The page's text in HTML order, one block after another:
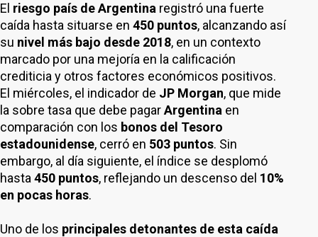
El riesgo país de Argentina registró una fuerte
caída hasta situarse en 450 puntos, alcanzando así
su nivel más bajo desde 2018, en un contexto
marcado por una mejoría en la calificación
crediticia y otros factores económicos positivos.
El miércoles, el indicador de JP Morgan, que mide
la sobre tasa que debe pagarArgentina en
comparación con los bonos del Tesoro
estadounidense, cerró en 503 puntos. Sin
embargo, al día siguiente, el índice se desplomó
hasta 450 puntos, reflejando un descenso del 10%
en pocas horas.
Uno de los principales detonantes de esta caída